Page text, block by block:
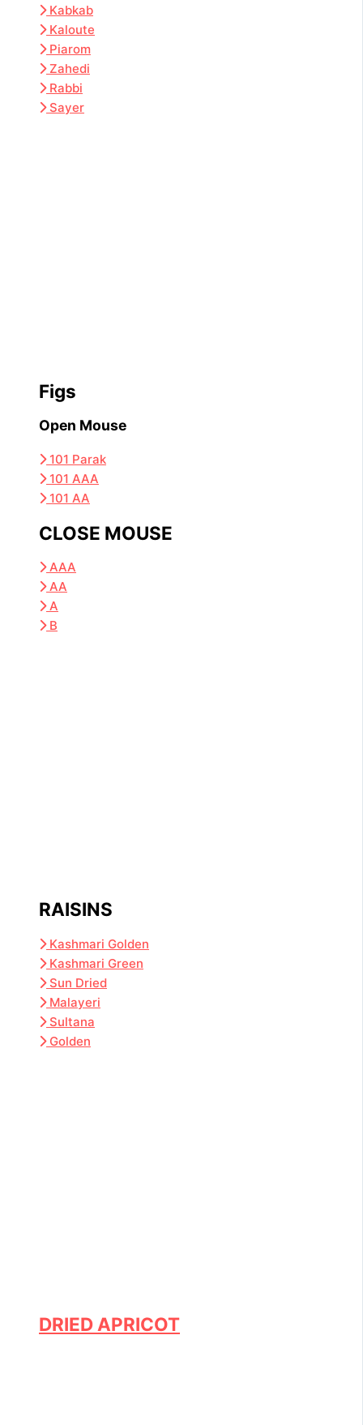
Kabkab
Kaloute
Piarom
Zahedi
Rabbi
Sayer
Figs
Open Mouse
101 Parak
101 AAA
101 AA
CLOSE MOUSE
AAA
AA
A
B
RAISINS
Kashmari Golden
Kashmari Green
Sun Dried
Malayeri
Sultana
Golden
DRIED APRICOT